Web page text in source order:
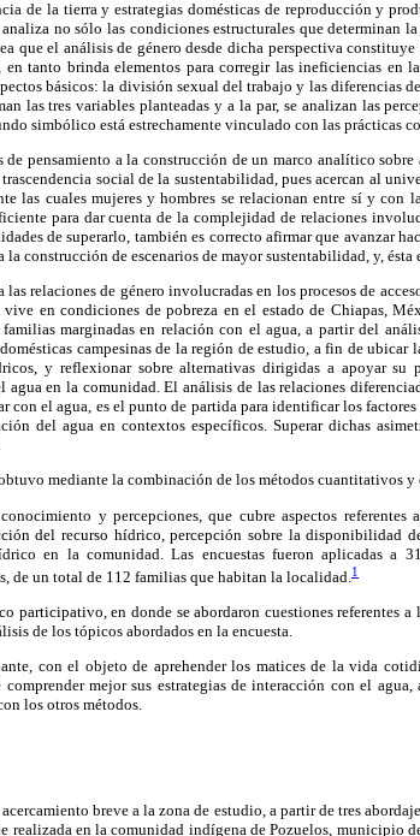
de la tierra y estrategias domésticas de reproducción y
no sólo las condiciones estructurales que determinan
que el análisis de género desde dicha perspectiva
tanto brinda elementos para corregir las ineficiencias en
básicos: la división sexual del trabajo y las diferencias
las tres variables planteadas y a la par, se analizan las
simbólico está estrechamente vinculado con las prácticas
de pensamiento a la construcción de un marco analítico
social de la sustentabilidad, pues acercan al
las cuales mujeres y hombres se relacionan entre sí y con
para dar cuenta de la complejidad de relaciones
de superarlo, también es correcto afirmar que avanzar
construcción de escenarios de mayor sustentabilidad, y,
las relaciones de género involucradas en los procesos de
en condiciones de pobreza en el estado de Chiapas,
marginadas en relación con el agua, a partir del
campesinas de la región de estudio, a fin de ubicar
y reflexionar sobre alternativas dirigidas a apoyar su
agua en la comunidad. El análisis de las relaciones
con el agua, es el punto de partida para identificar los
del agua en contextos específicos. Superar dichas
mediante la combinación de los métodos cuantitativos
y percepciones, que cubre aspectos
del recurso hídrico, percepción sobre la disponibilidad
en la comunidad. Las encuestas fueron aplicadas a
de un total de 112 familias que habitan la localidad.1
participativo, en donde se abordaron cuestiones referentes
de los tópicos abordados en la encuesta.
con el objeto de aprehender los matices de la vida
comprender mejor sus estrategias de interacción con el
los otros métodos.
acercamiento breve a la zona de estudio, a partir de tres
realizada en la comunidad indígena de Pozuelos, municipio